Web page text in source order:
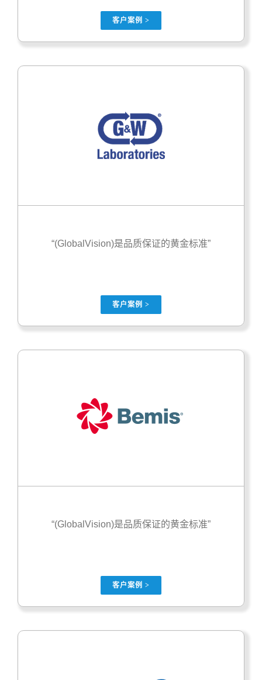
客户案例 >
“(GlobalVision)是品质保证的黄金标准”
客户案例 >
“(GlobalVision)是品质保证的黄金标准”
客户案例 >